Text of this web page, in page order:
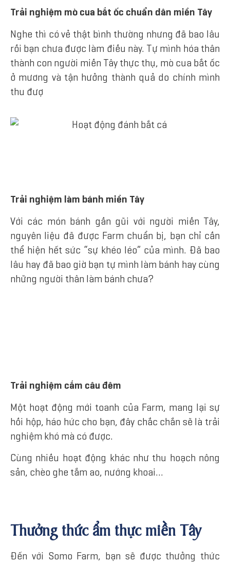
Trải nghiệm mò cua bắt ốc chuẩn dân miền Tây
Nghe thì có vẻ thật bình thường nhưng đã bao lâu
rồi bạn chưa được làm điều này. Tự mình hóa thân
thành con người miền Tây thực thụ, mò cua bắt ốc
ở mương và tận hưởng thành quả do chính mình
thu đượ
Trải nghiệm làm bánh miền Tây
Với các món bánh gần gũi với người miền Tây,
nguyên liệu đã được Farm chuẩn bị, bạn chỉ cần
thể hiện hết sức “sự khéo léo” của mình. Đã bao
lâu hay đã bao giờ bạn tự mình làm bánh hay cùng
những người thân làm bánh chưa?
Trải nghiệm cắm câu đêm
Một hoạt động mới toanh của Farm, mang lại sự
hồi hộp, háo hức cho bạn, đây chắc chắn sẽ là trải
nghiệm khó mà có được.
Cùng nhiều hoạt động khác như thu hoạch nông
sản, chèo ghe tắm ao, nướng khoai…
Thưởng thức ẩm thực miền Tây
Đến với Somo Farm, bạn sẽ được thưởng thức